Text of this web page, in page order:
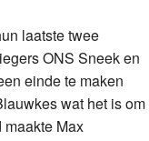
laatste twee
ONS Sneek en
einde te maken
wat het is om
Max